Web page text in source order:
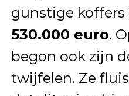
gunstige koffers
530.000 euro.
begon ook zijn
twijfelen. Ze